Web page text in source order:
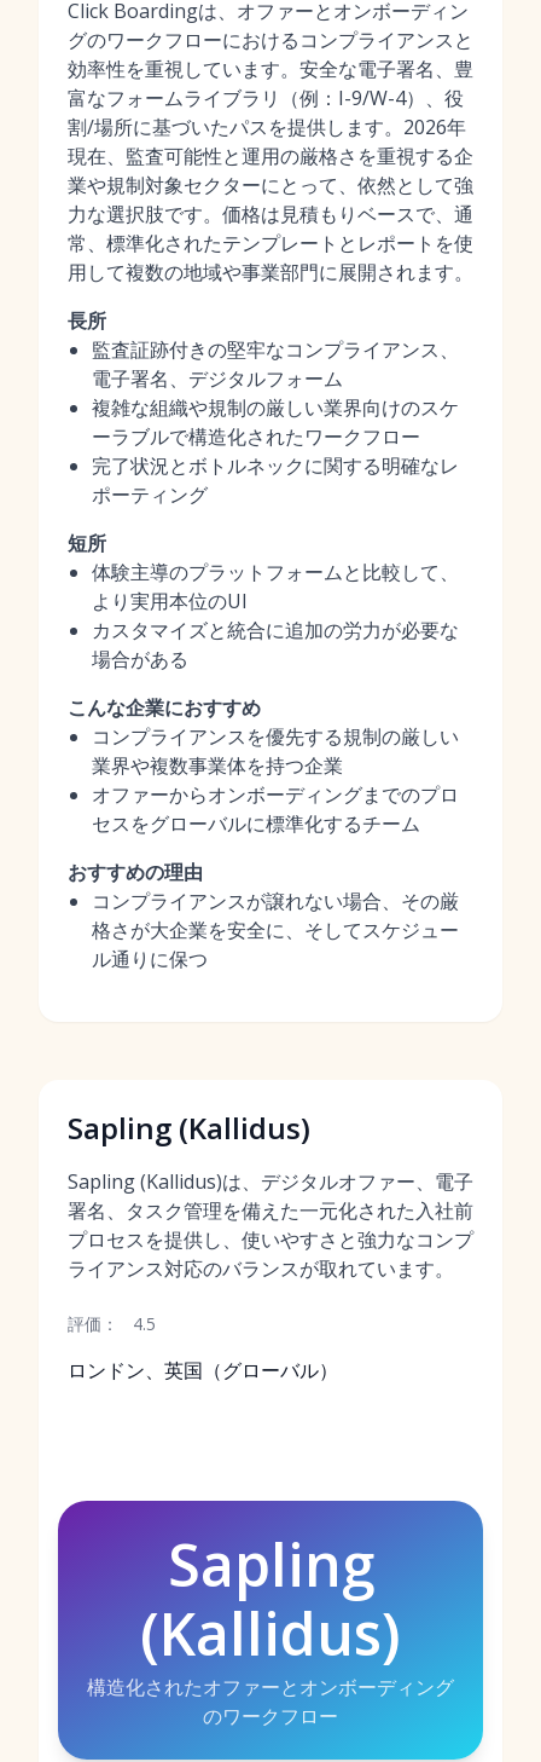
Click Boardingは、オファーとオンボーディン
グのワークフローにおけるコンプライアンスと
効率性を重視しています。安全な電子署名、豊
富なフォームライブラリ（例：I-9/W-4）、役
割/場所に基づいたパスを提供します。2026年
現在、監査可能性と運用の厳格さを重視する企
業や規制対象セクターにとって、依然として強
力な選択肢です。価格は見積もりベースで、通
常、標準化されたテンプレートとレポートを使
用して複数の地域や事業部門に展開されます。
長所
監査証跡付きの堅牢なコンプライアンス、
電子署名、デジタルフォーム
複雑な組織や規制の厳しい業界向けのスケ
ーラブルで構造化されたワークフロー
完了状況とボトルネックに関する明確なレ
ポーティング
短所
体験主導のプラットフォームと比較して、
より実用本位のUI
カスタマイズと統合に追加の労力が必要な
場合がある
こんな企業におすすめ
コンプライアンスを優先する規制の厳しい
業界や複数事業体を持つ企業
オファーからオンボーディングまでのプロ
セスをグローバルに標準化するチーム
おすすめの理由
コンプライアンスが譲れない場合、その厳
格さが大企業を安全に、そしてスケジュー
ル通りに保つ
Sapling (Kallidus)
Sapling (Kallidus)は、デジタルオファー、電子
署名、タスク管理を備えた一元化された入社前
プロセスを提供し、使いやすさと強力なコンプ
ライアンス対応のバランスが取れています。
評価： 4.5
ロンドン、英国（グローバル）
Sapling
(Kallidus)
構造化されたオファーとオンボーディング
のワークフロー